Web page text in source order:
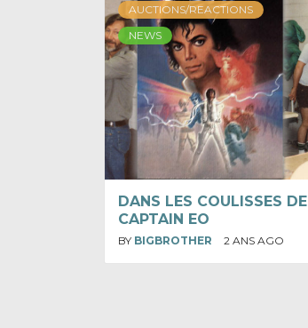
AUCTIONS/REACTIONS
NEWS
DANS LES COULISSES DE
CAPTAIN EO
BY BIGBROTHER 2 ANS AGO